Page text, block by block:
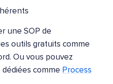
une SOP de
outils gratuits comme
Ou vous pouvez
comme Process